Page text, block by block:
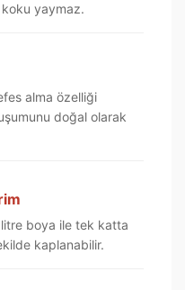
yaymaz.
alma özelliği
doğal olarak
litre boya ile tek katta
kaplanabilir.